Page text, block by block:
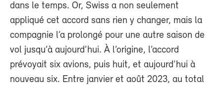
dans le temps. Or, Swiss a non seulement
appliqué cet accord sans rien y changer, mais la
compagnie l’a prolongé pour une autre saison de
vol jusqu’à aujourd’hui. À l’origine, l’accord
prévoyait six avions, puis huit, et aujourd’hui à
nouveau six. Entre janvier et août 2023, au total